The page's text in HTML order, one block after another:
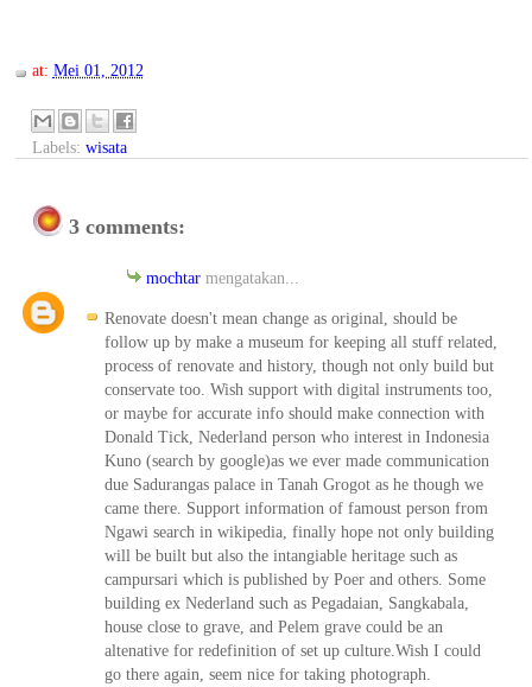
at: Mei 01, 2012
Labels: wisata
3 comments:
mochtar mengatakan...
Renovate doesn't mean change as original, should be
follow up by make a museum for keeping all stuff related,
process of renovate and history, though not only build but
conservate too. Wish support with digital instruments too,
or maybe for accurate info should make connection with
Donald Tick, Nederland person who interest in Indonesia
Kuno (search by google)as we ever made communication
due Sadurangas palace in Tanah Grogot as he though we
came there. Support information of famoust person from
Ngawi search in wikipedia, finally hope not only building
will be built but also the intangiable heritage such as
campursari which is published by Poer and others. Some
building ex Nederland such as Pegadaian, Sangkabala,
house close to grave, and Pelem grave could be an
altenative for redefinition of set up culture.Wish I could
go there again, seem nice for taking photograph.